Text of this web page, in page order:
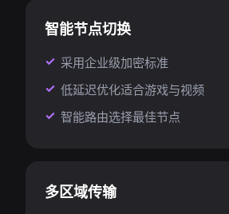
智能节点切换
采用企业级加密标准
低延迟优化适合游戏与视频
智能路由选择最佳节点
多区域传输